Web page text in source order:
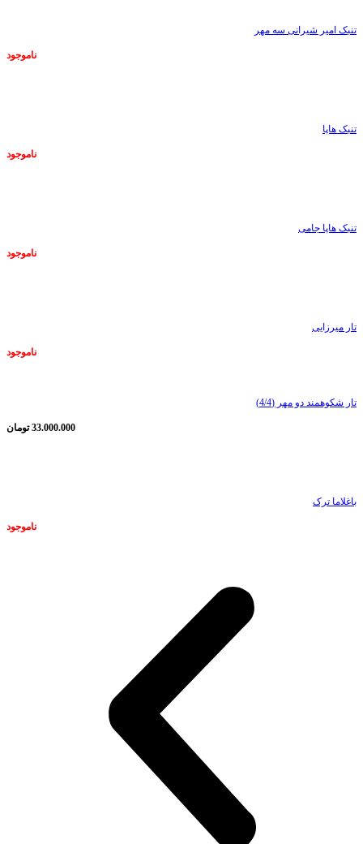
تنبک امیر شیرانی سه مهر
ناموجود
تنبک هاپا
ناموجود
تنبک هاپا جامی
ناموجود
تار میرزایی
ناموجود
تار شکوهمند دو مهر (4/4)
33.000.000 تومان
باغلاما ترک
ناموجود